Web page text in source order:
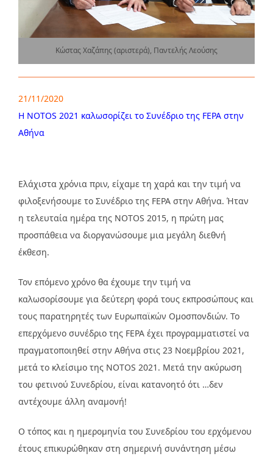
Κώστας Χαζάπης (αριστερά), Παντελής Λεούσης
21/11/2020
Η NOTOS 2021 καλωσορίζει το Συνέδριο της FEPA στην
Αθήνα
Ελάχιστα χρόνια πριν, είχαμε τη χαρά και την τιμή να
φιλοξενήσουμε το Συνέδριο της FEPA στην Αθήνα. Ήταν
η τελευταία ημέρα της NOTOS 2015, η πρώτη μας
προσπάθεια να διοργανώσουμε μια μεγάλη διεθνή
έκθεση.
Τον επόμενο χρόνο θα έχουμε την τιμή να
καλωσορίσουμε για δεύτερη φορά τους εκπροσώπους και
τους παρατηρητές των Ευρωπαϊκών Ομοσπονδιών. Το
επερχόμενο συνέδριο της FEPA έχει προγραμματιστεί να
πραγματοποιηθεί στην Αθήνα στις 23 Νοεμβρίου 2021,
μετά το κλείσιμο της NOTOS 2021. Μετά την ακύρωση
του φετινού Συνεδρίου, είναι κατανοητό ότι …δεν
αντέχουμε άλλη αναμονή!
Ο τόπος και η ημερομηνία του Συνεδρίου του ερχόμενου
έτους επικυρώθηκαν στη σημερινή συνάντηση μέσω